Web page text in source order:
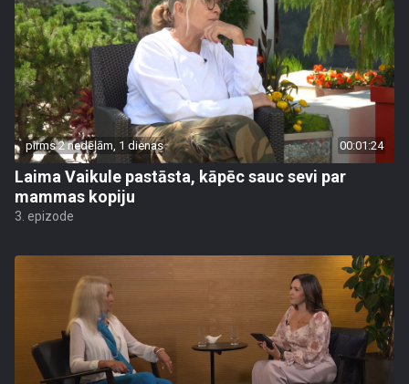
pirms 2 nedēļām, 1 dienas 00:01:24
Laima Vaikule pastāsta, kāpēc sauc sevi par
mammas kopiju
3. epizode